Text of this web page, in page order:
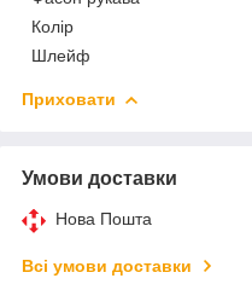
Колір
Шлейф
Приховати
Умови доставки
Нова Пошта
Всі умови доставки